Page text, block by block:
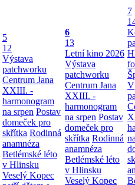
5
12
Výstava
patchworku
Centrum Jana
XXIII. -
harmonogram
na srpen Postav
domeček pro
skřítka Rodinná
anamnéza
Betlémské léto
v Hlinsku
Veselý Kopec
6
13
Letní kino 2026
Výstava
patchworku
Centrum Jana
XXIII. -
harmonogram
na srpen Postav
domeček pro
skřítka Rodinná
anamnéza
Betlémské léto
v Hlinsku
Veselý Kopec
7